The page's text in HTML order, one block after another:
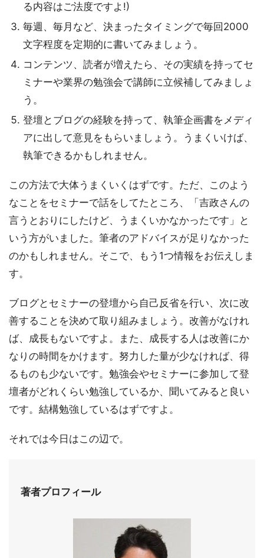
る内容はご法度ですよ!)
毎週、毎月など、決まったタイミングで毎回2000
文字程度を定期的に書いてみましょう。
コンテンツ、読者が増えたら、その実績を持ってセ
ミナーや業界の勉強会で講師に立候補してみましょ
う。
登壇とブログの経験を持って、執筆企画書をメディ
アに出して意見をもらいましょう。うまくいけば、
執筆できるかもしれません。
この方法で大体うまくいくはずです。ただ、このよう
なことをセミナーで話をしてたところ、「吉政さんの
言うとおりにしたけど、うまくいかなかったです」と
いう方がいました。筆者のアドバイスが足りなかった
のかもしれません。そこで、もう1つ情報をお伝えしま
す。
ブログとセミナーの登壇から自己反省を行い、次に改
善することを決めて取り組みましょう。改善がなけれ
ば、成長もないですよ。また、成長する人は改善にか
なりの時間をかけます。努力した量が少なければ、得
るものも少ないです。勉強会やセミナーに参加して登
壇者がどれくらい勉強しているか、聞いてみると良い
です。結構勉強しているはずですよ。
それでは今日はこの辺で。
著者プロフィール